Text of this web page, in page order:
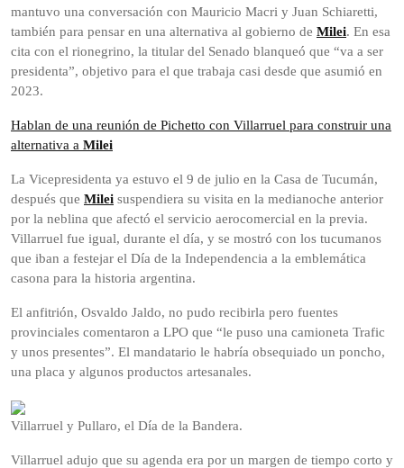
mantuvo una conversación con Mauricio Macri y Juan Schiaretti,
también para pensar en una alternativa al gobierno de Milei. En esa
cita con el rionegrino, la titular del Senado blanqueó que “va a ser
presidenta”, objetivo para el que trabaja casi desde que asumió en
2023.
Hablan de una reunión de Pichetto con Villarruel para construir una
alternativa a Milei
La Vicepresidenta ya estuvo el 9 de julio en la Casa de Tucumán,
después que Milei suspendiera su visita en la medianoche anterior
por la neblina que afectó el servicio aerocomercial en la previa.
Villarruel fue igual, durante el día, y se mostró con los tucumanos
que iban a festejar el Día de la Independencia a la emblemática
casona para la historia argentina.
El anfitrión, Osvaldo Jaldo, no pudo recibirla pero fuentes
provinciales comentaron a LPO que “le puso una camioneta Trafic
y unos presentes”. El mandatario le habría obsequiado un poncho,
una placa y algunos productos artesanales.
Villarruel y Pullaro, el Día de la Bandera.
Villarruel adujo que su agenda era por un margen de tiempo corto y